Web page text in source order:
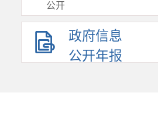
公开
政府信息
公开年报